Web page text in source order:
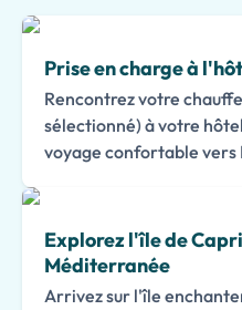
Prise en charge à
Rencontrez votre
sélectionné) à votre
voyage confortable vers
Explorez l'île de
Méditerranée
Arrivez sur l'île